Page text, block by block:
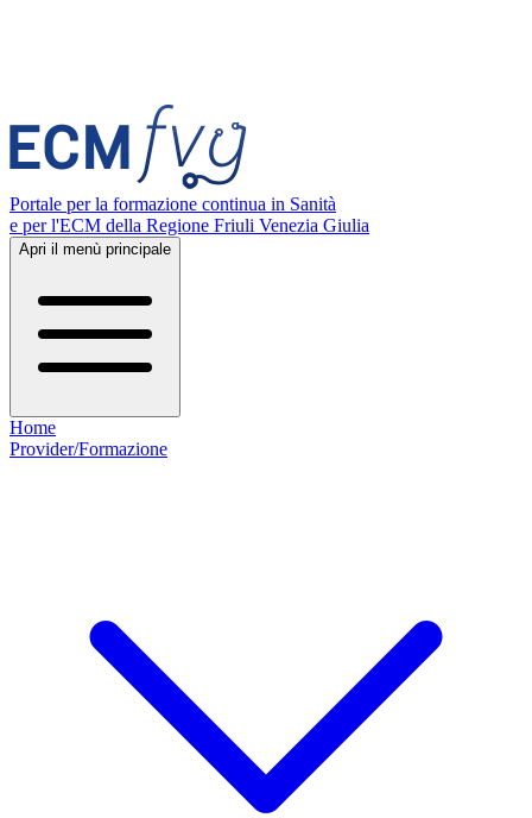
Portale per la formazione continua in Sanità
e per l'ECM della Regione Friuli Venezia Giulia
Apri il menù principale
Home
Provider/Formazione